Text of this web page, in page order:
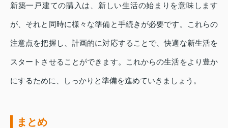
新築一戸建ての購入は、新しい生活の始まりを意味します
が、それと同時に様々な準備と手続きが必要です。これらの
注意点を把握し、計画的に対応することで、快適な新生活を
スタートさせることができます。これからの生活をより豊か
にするために、しっかりと準備を進めていきましょう。
まとめ